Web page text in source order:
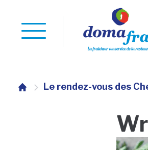
Le rendez-vous des